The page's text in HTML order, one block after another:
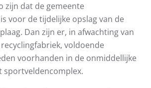
zijn dat de gemeente
voor de tijdelijke opslag van de
Dan zijn er, in afwachting van
voldoende
voorhanden in de onmiddellijke
sportveldencomplex.